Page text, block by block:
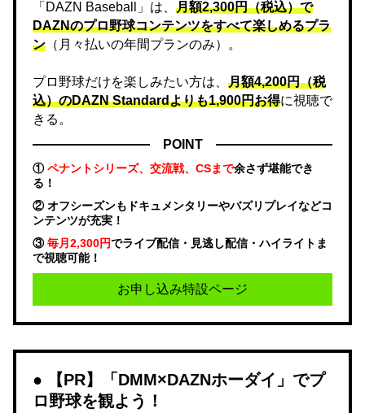
「DAZN Baseball」は、 月額2,300円（税込）で
DAZNのプロ野球コンテンツをすべて楽しめるプラ
ン （月々払いの年間プランのみ）。
プロ野球だけを楽しみたい方は、 月額4,200円（税
込）のDAZN Standard​よりも1,900円お得に視聴で
きる。
POINT
①ペナントシリーズ、交流戦、CSまで余さず堪能でき
る！
② オフシーズンもドキュメンタリーやバズリプレイなどコ
ンテンツが充実！
③毎月2,300円でライブ配信・見逃し配信・ハイライトま
で視聴可能！
お申し込み特設ページ
【PR】「DMM×DAZNホーダイ」でプ
ロ野球を観よう！